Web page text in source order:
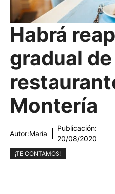
Habrá
gradual de
Montería
Autor:María
Publicación:
20/08/2020
¡TE CONTAMOS!